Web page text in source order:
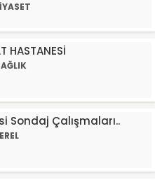
HASTANESİ
Sondaj Çalışmaları..